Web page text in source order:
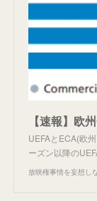
UEFAとECA(欧
ーズン以降の
放映権事情を妄想し